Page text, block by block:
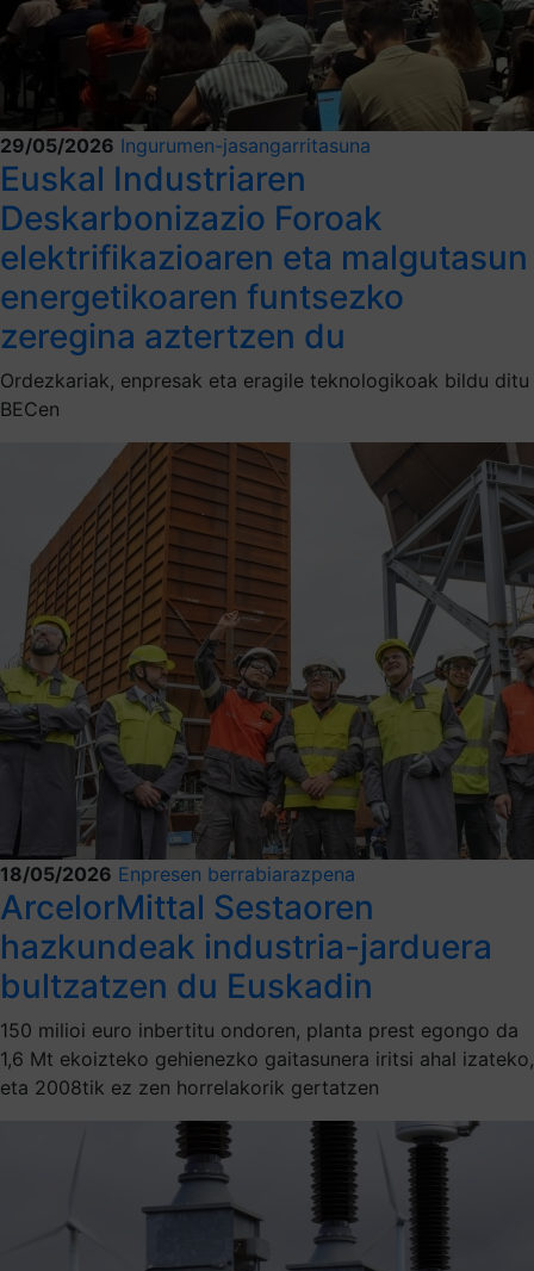
29/05/2026 Ingurumen-jasangarritasuna
Euskal Industriaren
Deskarbonizazio Foroak
elektrifikazioaren eta malgutasun
energetikoaren funtsezko
zeregina aztertzen du
Ordezkariak, enpresak eta eragile teknologikoak bildu ditu
BECen
18/05/2026 Enpresen berrabiarazpena
ArcelorMittal Sestaoren
hazkundeak industria-jarduera
bultzatzen du Euskadin
150 milioi euro inbertitu ondoren, planta prest egongo da
1,6 Mt ekoizteko gehienezko gaitasunera iritsi ahal izateko,
eta 2008tik ez zen horrelakorik gertatzen